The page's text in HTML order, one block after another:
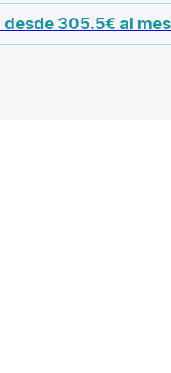
desde
5.499,00 €
desde 305.5€ al